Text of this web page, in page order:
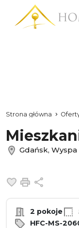
Strona główna
Gdańsk,
Dodaj do
Drukuj
2 pokoje
HFC-MS-